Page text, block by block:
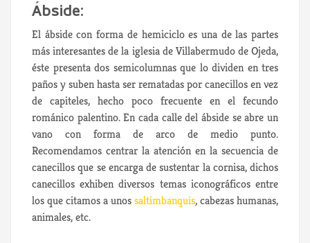
Ábside:
El ábside con forma de hemiciclo es una de las partes
más interesantes de la iglesia de Villabermudo de Ojeda,
éste presenta dos semicolumnas que lo dividen en tres
paños y suben hasta ser rematadas por canecillos en vez
de capiteles, hecho poco frecuente en el fecundo
románico palentino. En cada calle del ábside se abre un
vano con forma de arco de medio punto.
Recomendamos centrar la atención en la secuencia de
canecillos que se encarga de sustentar la cornisa, dichos
canecillos exhiben diversos temas iconográficos entre
los que citamos a unossaltimbanquis, cabezas humanas,
animales, etc.